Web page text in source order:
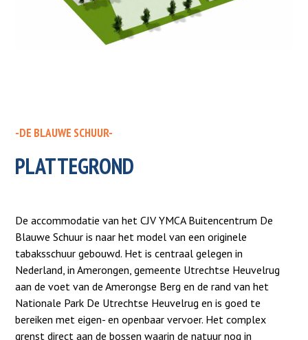
-DE BLAUWE SCHUUR-
PLATTEGROND
De accommodatie van het CJV YMCA Buitencentrum De
Blauwe Schuur is naar het model van een originele
tabaksschuur gebouwd. Het is centraal gelegen in
Nederland, in Amerongen, gemeente Utrechtse Heuvelrug
aan de voet van de Amerongse Berg en de rand van het
Nationale Park De Utrechtse Heuvelrug en is goed te
bereiken met eigen- en openbaar vervoer. Het complex
grenst direct aan de bossen waarin de natuur nog in